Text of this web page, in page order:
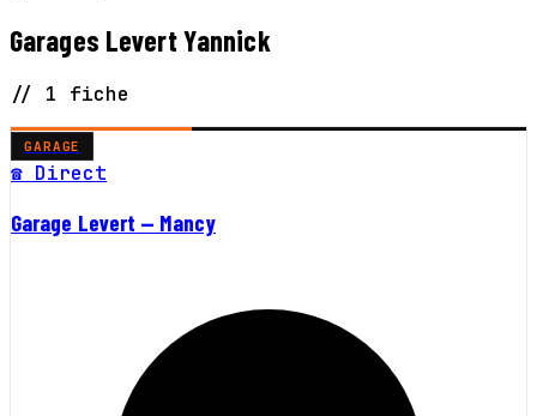
Garages Levert Yannick
// 1 fiche
GARAGE
☎ Direct
Garage Levert — Mancy